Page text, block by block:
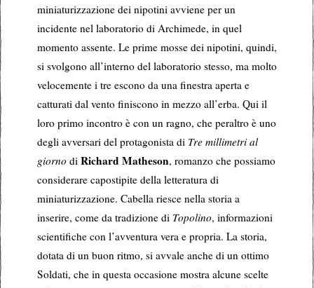
miniaturizzazione dei nipotini avviene per un
incidente nel laboratorio di Archimede, in quel
momento assente. Le prime mosse dei nipotini, quindi,
si svolgono all’interno del laboratorio stesso, ma molto
velocemente i tre escono da una finestra aperta e
catturati dal vento finiscono in mezzo all’erba. Qui il
loro primo incontro è con un ragno, che peraltro è uno
degli avversari del protagonista di Tre millimetri al
giornodi Richard Matheson, romanzo che possiamo
considerare capostipite della letteratura di
miniaturizzazione. Cabella riesce nella storia a
inserire, come da tradizione di Topolino, informazioni
scientifiche con l’avventura vera e propria. La storia,
dotata di un buon ritmo, si avvale anche di un ottimo
Soldati, che in questa occasione mostra alcune scelte